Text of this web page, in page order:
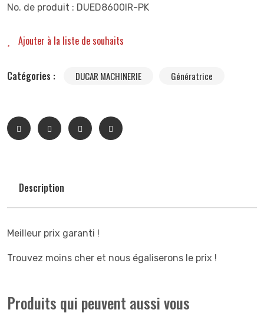
No. de produit : DUED8600IR-PK
Ajouter à la liste de souhaits
Catégories : DUCAR MACHINERIE Génératrice
Description
Meilleur prix garanti !
Trouvez moins cher et nous égaliserons le prix !
Produits qui peuvent aussi vous